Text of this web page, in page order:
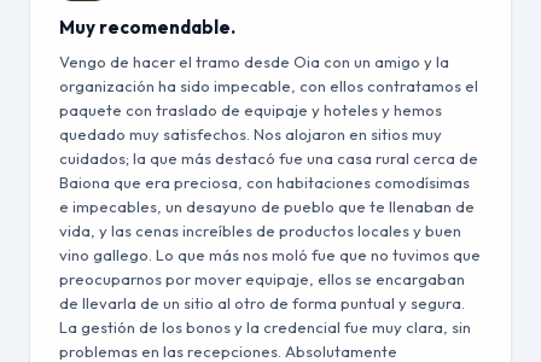
Muy recomendable.
Vengo de hacer el tramo desde Oia con un amigo y la
organización ha sido impecable, con ellos contratamos el
paquete con traslado de equipaje y hoteles y hemos
quedado muy satisfechos. Nos alojaron en sitios muy
cuidados; la que más destacó fue una casa rural cerca de
Baiona que era preciosa, con habitaciones comodísimas
e impecables, un desayuno de pueblo que te llenaban de
vida, y las cenas increíbles de productos locales y buen
vino gallego. Lo que más nos moló fue que no tuvimos que
preocuparnos por mover equipaje, ellos se encargaban
de llevarla de un sitio al otro de forma puntual y segura.
La gestión de los bonos y la credencial fue muy clara, sin
problemas en las recepciones. Absolutamente